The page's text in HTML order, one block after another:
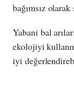
bağımsız
Yabani bal
ekolojiyi
iyi